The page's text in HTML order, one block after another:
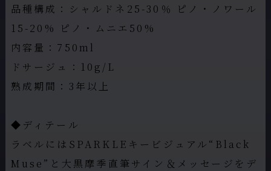
品種構成：シャルドネ25-30％ ピノ・ノワール
15-20% ピノ・ムニエ50%
内容量：750ml
ドサージュ：10g/L
熟成期間：3年以上
◆ディテール
ラベルにはSPARKLEキービジュアル“Black
Muse”と大黒摩季直筆サイン＆メッセージをデ